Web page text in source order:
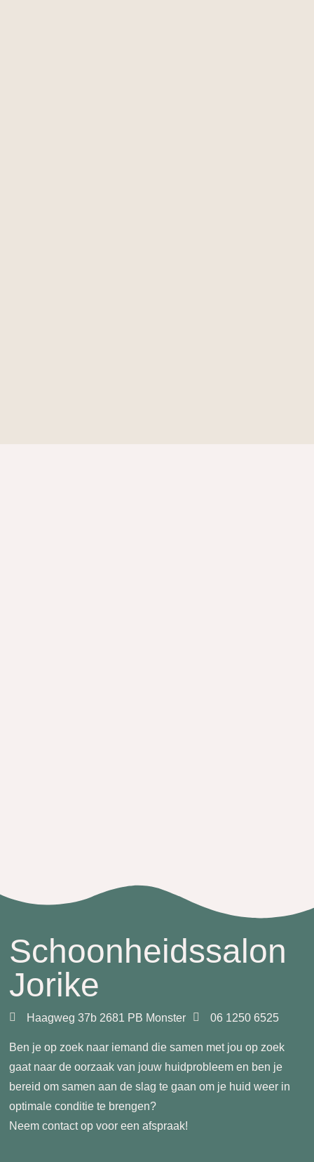
Schoonheidssalon
Jorike
Haagweg 37b 2681 PB Monster 06 1250 6525
Ben je op zoek naar iemand die samen met jou op zoek
gaat naar de oorzaak van jouw huidprobleem en ben je
bereid om samen aan de slag te gaan om je huid weer in
optimale conditie te brengen?
Neem contact op voor een afspraak!